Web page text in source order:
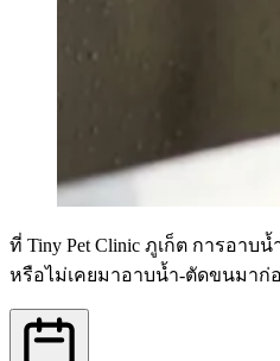
ที่ Tiny Pet Clinic ภูเก็ต การอา
หรือไม่เคยมาอาบน้ำ-ตัดขนมาก่